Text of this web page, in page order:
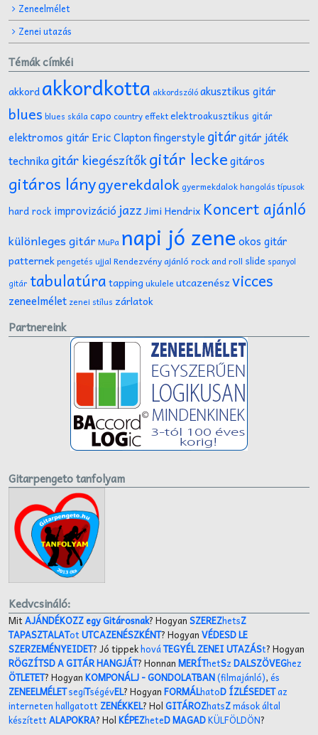
Zeneelmélet
Zenei utazás
Témák címkéi
akkordakkordkotta akkordszólóakusztikus gitár
blues blues skálacapo country effektelektroakusztikus gitár
elektromos gitár Eric Claptonfingerstyle gitárgitár játék
technikagitár kiegészítőkgitár leckegitáros
gitáros lánygyerekdalokgyermekdalokhangolás típusok
hard rock improvizáció jazzJimi Hendrix Koncert ajánló
különleges gitár MuPa napi jó zene okos gitár
patternekpengetés ujjal Rendezvény ajánló rock and roll slide spanyol
gitár tabulatúratapping ukulele utcazenészvicces
zeneelmélet zenei stílus zárlatok
Partnereink
Gitarpengeto tanfolyam
Kedvcsináló:
MitAJÁNDÉKOZZ egy Gitárosnak? HogyanSZEREZhetsZ
TAPASZTALATotUTCAZENÉSZKÉNT? HogyanVÉDESD LE
SZERZEMÉNYEIDET? Jó tippekhováTEGYÉL ZENEI UTAZÁSt? Hogyan
RÖGZÍTSD A GITÁR HANGJÁT? HonnanMERÍThetSzDALSZÖVEGhez
ÖTLETET? HogyanKOMPONÁLJ- GONDOLATBAN(filmajánló),és
ZENEELMÉLETsegíTségévEL? HogyanFORMÁLhatoD ÍZLÉSEDETaz
interneten hallgatott ZENÉKKEL? HolGITÁROZhatsZmások által
készítettALAPOKRA? HolKÉPEZheteD MAGADKÜLFÖLDÖN?